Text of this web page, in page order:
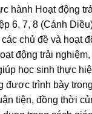
hành Hoạt động
6, 7, 8 (Cánh
chủ đề và hoạt
động trải
học sinh thực
được trình bày
tiện, đồng thời